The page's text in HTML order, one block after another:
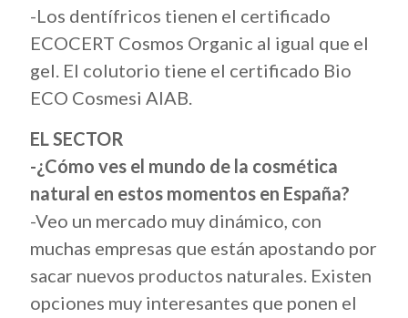
-Los dentífricos tienen el certificado
ECOCERT Cosmos Organic al igual que el
gel. El colutorio tiene el certificado Bio
ECO Cosmesi AIAB.
EL SECTOR
-¿Cómo ves el mundo de la cosmética
natural en estos momentos en España?
-Veo un mercado muy dinámico, con
muchas empresas que están apostando por
sacar nuevos productos naturales. Existen
opciones muy interesantes que ponen el